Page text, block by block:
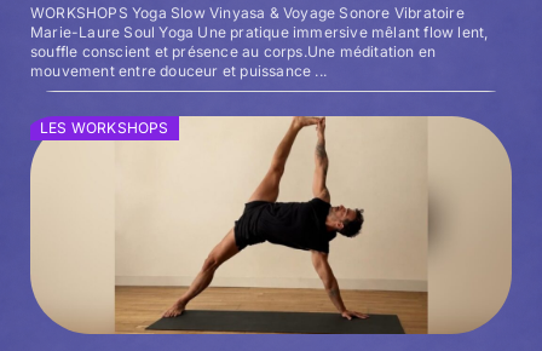
WORKSHOPS Yoga Slow Vinyasa & Voyage Sonore Vibratoire
Marie-Laure Soul Yoga Une pratique immersive mêlant flow lent,
souffle conscient et présence au corps.Une méditation en
mouvement entre douceur et puissance ...
LES WORKSHOPS